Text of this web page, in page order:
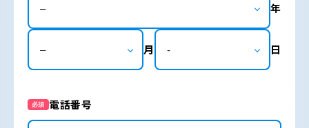
年
月 日
必須 電話番号